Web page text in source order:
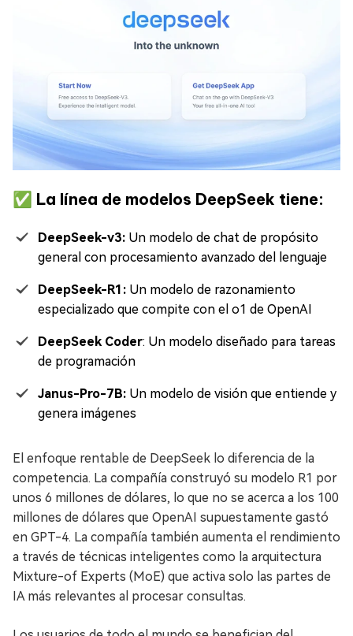
✅ La línea de modelos DeepSeek tiene:
DeepSeek-v3: Un modelo de chat de propósito
general con procesamiento avanzado del lenguaje
DeepSeek-R1: Un modelo de razonamiento
especializado que compite con el o1 de OpenAI
DeepSeek Coder: Un modelo diseñado para tareas
de programación
Janus-Pro-7B: Un modelo de visión que entiende y
genera imágenes
El enfoque rentable de DeepSeek lo diferencia de la
competencia. La compañía construyó su modelo R1 por
unos 6 millones de dólares, lo que no se acerca a los 100
millones de dólares que OpenAI supuestamente gastó
en GPT-4. La compañía también aumenta el rendimiento
a través de técnicas inteligentes como la arquitectura
Mixture-of Experts (MoE) que activa solo las partes de
IA más relevantes al procesar consultas.